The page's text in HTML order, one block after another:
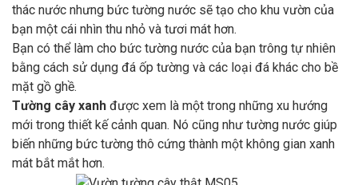
thác nước nhưng bức tường nước sẽ tạo cho khu vườn của
bạn một cái nhìn thu nhỏ và tươi mát hơn.
Bạn có thể làm cho bức tường nước của bạn trông tự nhiên
bằng cách sử dụng đá ốp tường và các loại đá khác cho bề
mặt gồ ghề.
Tường cây xanh được xem là một trong những xu hướng
mới trong thiết kế cảnh quan. Nó cũng như tường nước giúp
biến những bức tường thô cứng thành một không gian xanh
mát bắt mắt hơn.